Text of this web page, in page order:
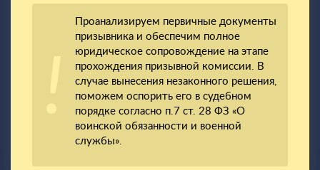
Проанализируем первичные документы
призывника и обеспечим полное
юридическое сопровождение на этапе
прохождения призывной комиссии. В
случае вынесения незаконного решения,
поможем оспорить его в судебном
порядке согласно п.7 ст. 28 ФЗ «О
воинской обязанности и военной
службы».